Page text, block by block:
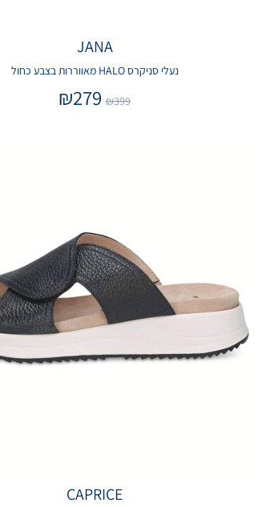
JANA
נעלי סניקרס HALO מאווררות בצבע כחול
₪399
₪279
CAPRICE